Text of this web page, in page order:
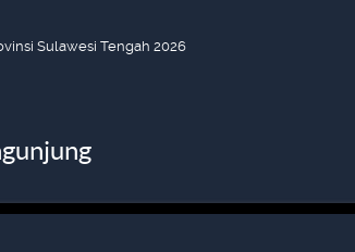
Sulawesi Tengah 2026